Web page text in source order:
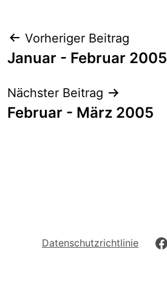
Beitrags-
Navigation
Vorheriger Beitrag
Januar - Februar 2005
Nächster Beitrag
Februar - März 2005
Datenschutzrichtlinie